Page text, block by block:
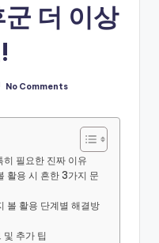
더 이상
No Comments
히 필요한 진짜 이유
활용 시 흔한 3가지 문
볼 활용 단계별 해결방
및 추가 팁